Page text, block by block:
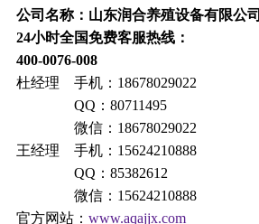
公司名称：山东润合养殖设备有限公司
24小时全国免费客服热线：
400-0076-008
杜经理 手机：18678029022
QQ：80711495
微信：18678029022
王经理 手机：15624210888
QQ：85382612
微信：15624210888
官方网站： www.aqajjx.com